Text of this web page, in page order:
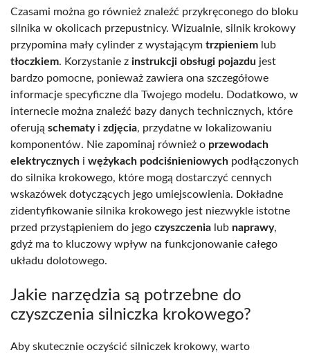
Czasami można go również znaleźć przykręconego do bloku
silnika w okolicach przepustnicy. Wizualnie, silnik krokowy
przypomina mały cylinder z wystającym trzpieniem lub
tłoczkiem. Korzystanie z instrukcji obsługi pojazdu jest
bardzo pomocne, ponieważ zawiera ona szczegółowe
informacje specyficzne dla Twojego modelu. Dodatkowo, w
internecie można znaleźć bazy danych technicznych, które
oferują schematyi zdjęcia, przydatne w lokalizowaniu
komponentów. Nie zapominaj również o przewodach
elektrycznych i wężykach podciśnieniowych podłączonych
do silnika krokowego, które mogą dostarczyć cennych
wskazówek dotyczących jego umiejscowienia. Dokładne
zidentyfikowanie silnika krokowego jest niezwykle istotne
przed przystąpieniem do jego czyszczenia lub naprawy,
gdyż ma to kluczowy wpływ na funkcjonowanie całego
układu dolotowego.
Jakie narzędzia są potrzebne do
czyszczenia silniczka krokowego?
Aby skutecznie oczyścić silniczek krokowy, warto